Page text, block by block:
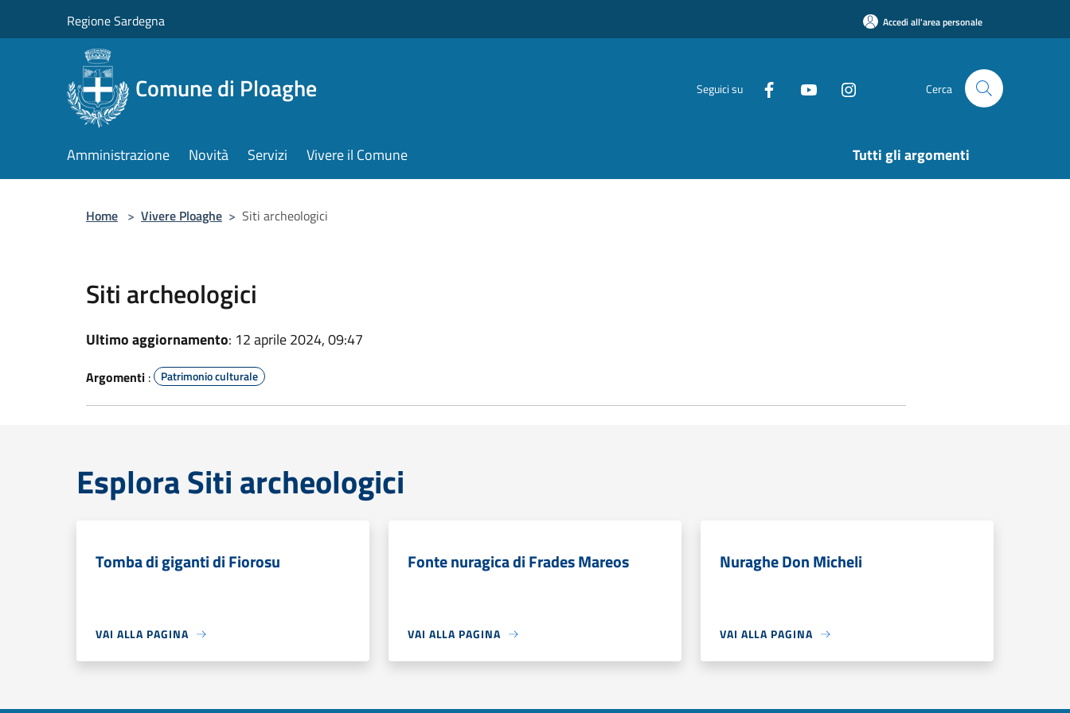
Regione Sardegna Accedi all'area personale
Comune di Ploaghe Seguici su Cerca
Amministrazione Novità Servizi Vivere il Comune Tutti gli argomenti
Home > Vivere Ploaghe > Siti archeologici
Siti archeologici
Ultimo aggiornamento: 12 aprile 2024, 09:47
Argomenti : Patrimonio culturale
Esplora Siti archeologici
Tomba di giganti di Fiorosu
VAI ALLA PAGINA
Fonte nuragica di Frades Mareos
VAI ALLA PAGINA
Nuraghe Don Micheli
VAI ALLA PAGINA